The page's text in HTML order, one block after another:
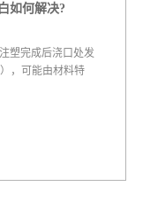
如何解决?
塑完成后浇口处发
，可能由材料特
产生局部应力。保